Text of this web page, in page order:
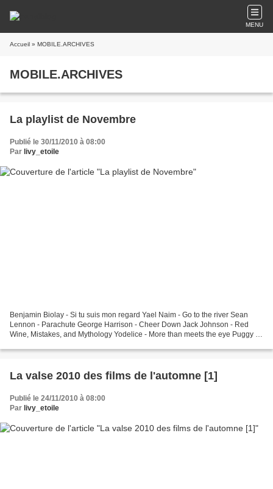
MENU
Accueil » MOBILE.ARCHIVES
MOBILE.ARCHIVES
La playlist de Novembre
Publié le 30/11/2010 à 08:00
Par livy_etoile
Benjamin Biolay - Si tu suis mon regard Yael Naim - Go to the river Sean
Lennon - Parachute George Harrison - Cheer Down Jack Johnson - Red
Wine, Mistakes, and Mythology Yodelice - More than meets the eye Puggy -
La valse 2010 des films de l'automne [1]
Publié le 24/11/2010 à 08:00
Par livy_etoile